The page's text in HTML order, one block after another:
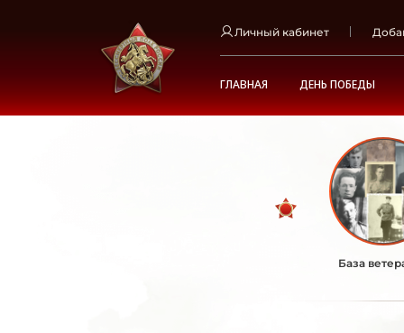
Личный кабинет
ГЛАВНАЯ ДЕНЬ ПОБЕДЫ
База